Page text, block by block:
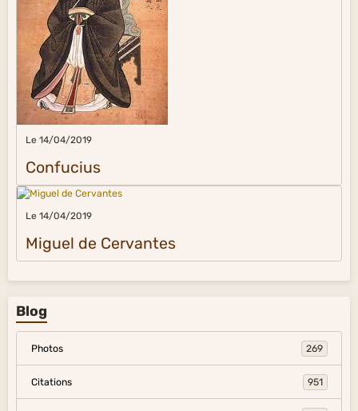
Le 14/04/2019
Confucius
Le 14/04/2019
Miguel de Cervantes
Blog
Photos 269
Citations 951